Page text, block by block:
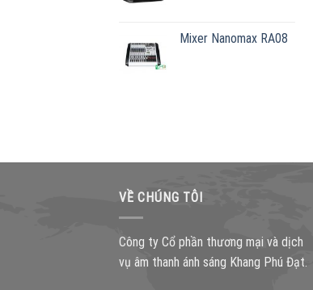
Mixer Nanomax RA08
VỀ CHÚNG TÔI
Công ty Cổ phần thương mại và dịch
vụ âm thanh ánh sáng Khang Phú Đạt.